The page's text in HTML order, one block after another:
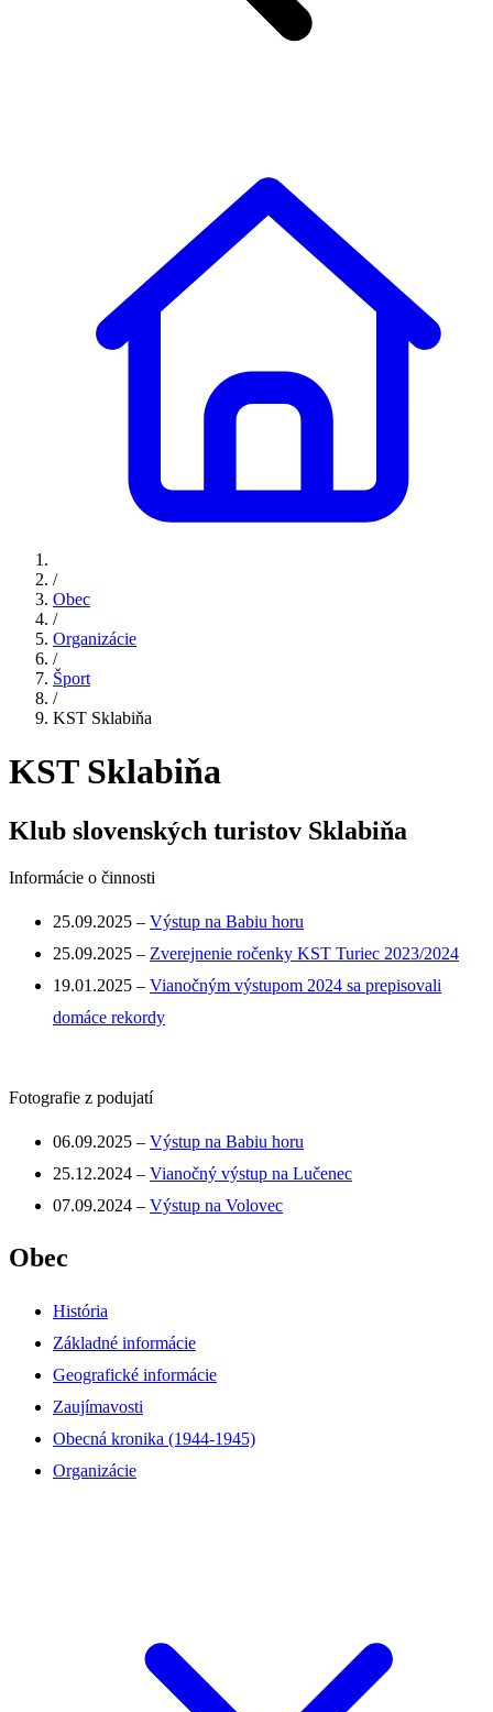
/
Obec
/
Organizácie
/
Šport
/
KST Sklabiňa
KST Sklabiňa
Klub slovenských turistov Sklabiňa
Informácie o činnosti
25.09.2025 – Výstup na Babiu horu
25.09.2025 – Zverejnenie ročenky KST Turiec 2023/2024
19.01.2025 – Vianočným výstupom 2024 sa prepisovali
domáce rekordy
Fotografie z podujatí
06.09.2025 – Výstup na Babiu horu
25.12.2024 – Vianočný výstup na Lučenec
07.09.2024 – Výstup na Volovec
Obec
História
Základné informácie
Geografické informácie
Zaujímavosti
Obecná kronika (1944-1945)
Organizácie